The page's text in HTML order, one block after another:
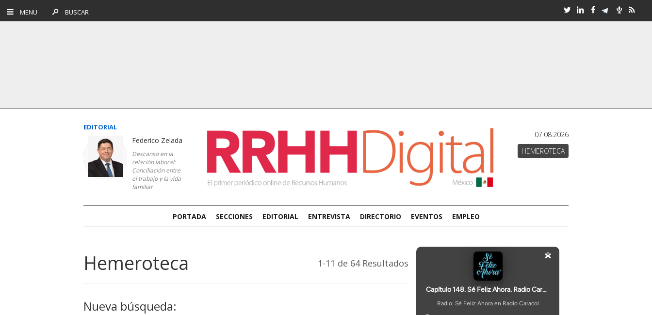
MENU BUSCAR
EDITORIAL
Federico Zelada
Descanso en la
relación laboral:
Conciliación entre
el trabajo y la vida
familiar
07.08.2026
HEMEROTECA
PORTADA SECCIONES EDITORIAL ENTREVISTA DIRECTORIO EVENTOS EMPLEO
Hemeroteca 1-11 de 64 Resultados
Nueva búsqueda: